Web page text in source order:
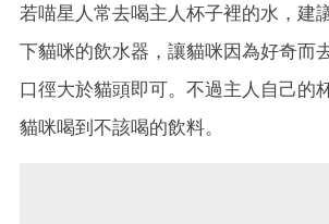
若喵星人常去喝主人杯子裡的水，建
下貓咪的飲水器，讓貓咪因為好奇而
口徑大於貓頭即可。不過主人自己的
貓咪喝到不該喝的飲料。